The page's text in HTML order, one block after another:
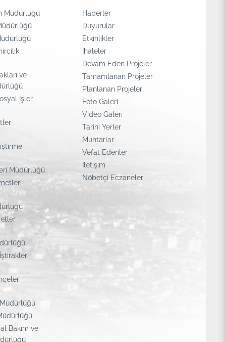
Müdürlüğü
ve
İşler
Müdürlüğü
Bakım ve
Haberler
Duyurular
Etkinlikler
İhaleler
Devam Eden Projeler
Tamamlanan Projeler
Planlanan Projeler
Foto Galeri
Video Galeri
Tarihi Yerler
Muhtarlar
Vefat Edenler
İletişim
Nöbetçi Eczaneler